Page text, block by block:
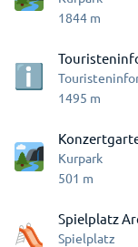
1844 m
1495 m
Kurpark
501 m
Spielplatz
Spielplatz